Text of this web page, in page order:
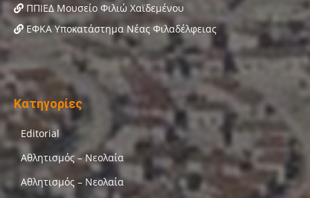
ΠΠΙΕΔ Μουσείο Φιλιώ Χαϊδεμένου
ΕΦΚΑ Υποκατάστημα Νέας Φιλαδέλφειας
Κατηγορίες
Editorial
Αθλητισμός – Νεολαία
Αθλητισμός – Νεολαία